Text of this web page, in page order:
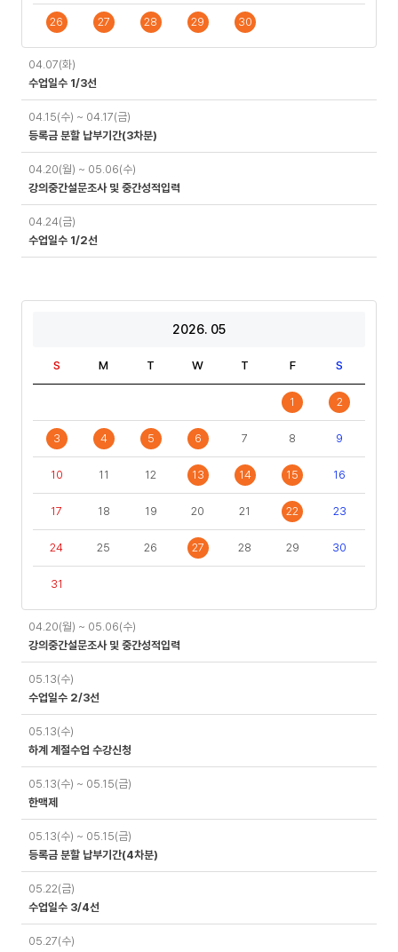
26 27 28 29 30
04.07(화)
수업일수 1/3선
04.15(수) ~ 04.17(금)
등록금 분할 납부기간(3차분)
04.20(월) ~ 05.06(수)
강의중간설문조사 및 중간성적입력
04.24(금)
수업일수 1/2선
2026. 05
S M T W T F S
1 2
3 4 5 6 7 8 9
10 11 12 13 14 15 16
17 18 19 20 21 22 23
24 25 26 27 28 29 30
31
정
04.20(월) ~ 05.06(수)
강의중간설문조사 및 중간성적입력
05.13(수)
수업일수 2/3선
05.13(수)
하계 계절수업 수강신청
05.13(수) ~ 05.15(금)
한맥제
05.13(수) ~ 05.15(금)
등록금 분할 납부기간(4차분)
05.22(금)
수업일수 3/4선
05.27(수)